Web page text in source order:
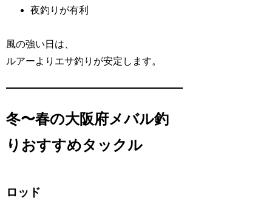
夜釣りが有利
風の強い日は、
ルアーよりエサ釣りが安定します。
冬〜春の大阪府メバル釣
りおすすめタックル
ロッド